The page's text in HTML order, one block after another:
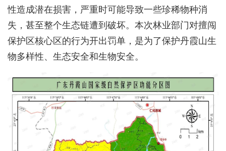
性造成潜在损害，严重时可能导致一些珍稀物种消
失，甚至整个生态链遭到破坏。本次林业部门对擅闯
保护区核心区的行为开出罚单，是为了保护丹霞山生
物多样性、生态安全和生物安全。